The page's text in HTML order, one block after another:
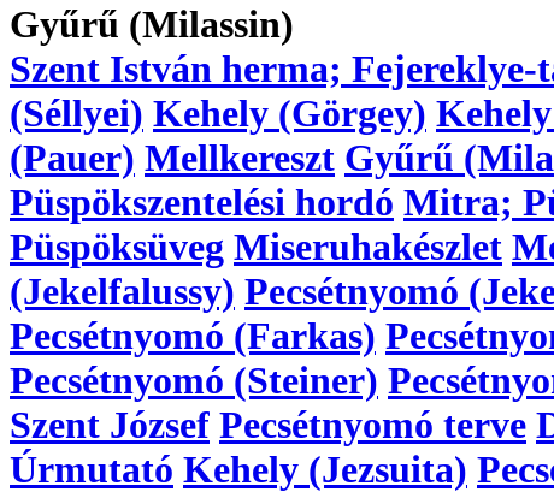
Gyűrű (Milassin)
Szent István herma; Fejereklye-
(Séllyei) Kehely (Görgey)
(Pauer) Mellkereszt Gyűrű
Püspökszentelési hordó Mitra;
Püspöksüveg Miseruhakészlet
(Jekelfalussy) Pecsétnyomó
Pecsétnyomó (Farkas)
Pecsétnyomó (Steiner)
Szent József Pecsétnyomó terve
Úrmutató Kehely (Jezsuita)